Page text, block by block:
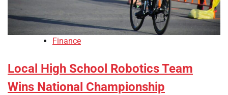
Finance
Local High School Robotics Team
Wins National Championship